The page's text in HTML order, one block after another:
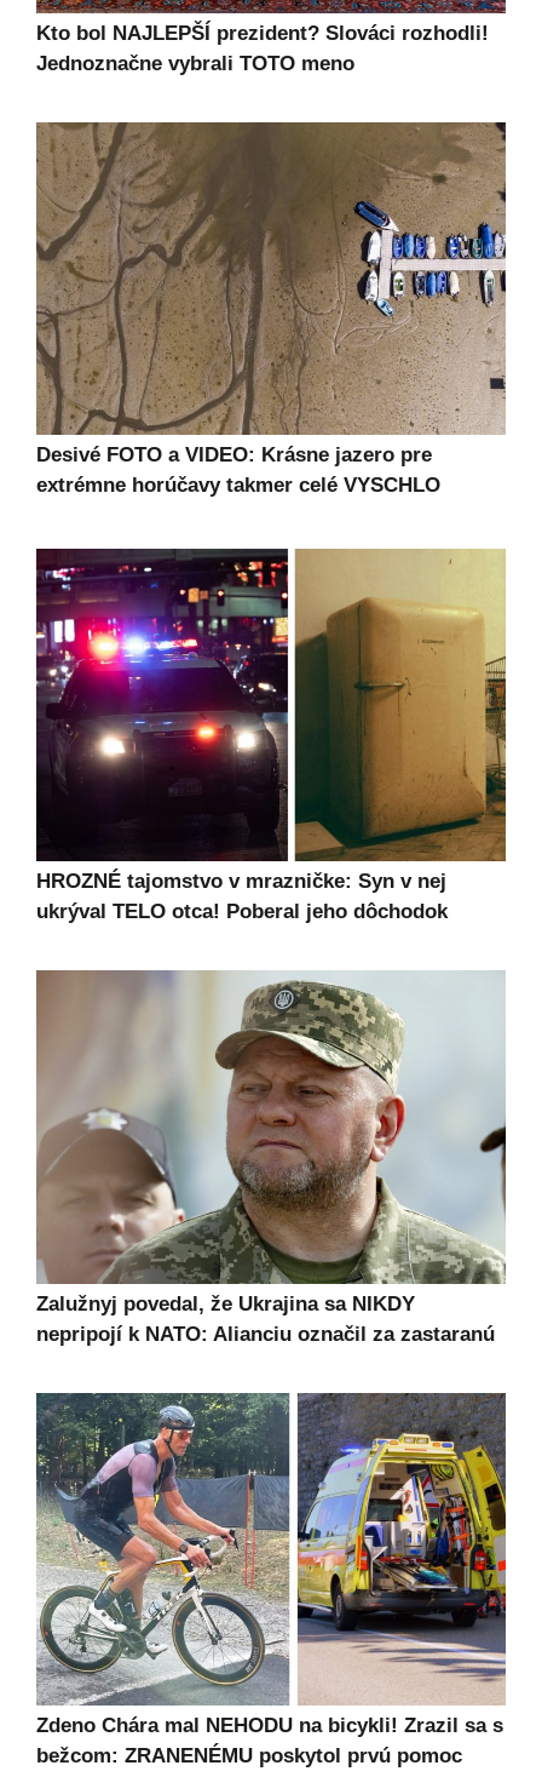
Kto bol NAJLEPŠÍ prezident? Slováci rozhodli!
Jednoznačne vybrali TOTO meno
Desivé FOTO a VIDEO: Krásne jazero pre
extrémne horúčavy takmer celé VYSCHLO
HROZNÉ tajomstvo v mrazničke: Syn v nej
ukrýval TELO otca! Poberal jeho dôchodok
Zalužnyj povedal, že Ukrajina sa NIKDY
nepripojí k NATO: Alianciu označil za zastaranú
Zdeno Chára mal NEHODU na bicykli! Zrazil sa s
bežcom: ZRANENÉMU poskytol prvú pomoc